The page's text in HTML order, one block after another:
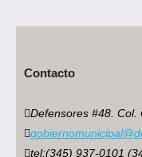
Contacto
Defensores #48. Col.
tel:(345) 937-0101